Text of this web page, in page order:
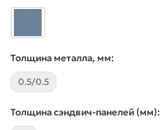
Толщина металла, мм:
0.5/0.5
Толщина сэндвич-панелей (мм):